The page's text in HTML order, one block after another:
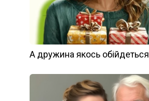
А дружина якось обійдеться